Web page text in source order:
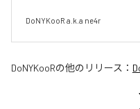
DoNYKooR a.k.a ne4r
DoNYKooRの他のリリース：